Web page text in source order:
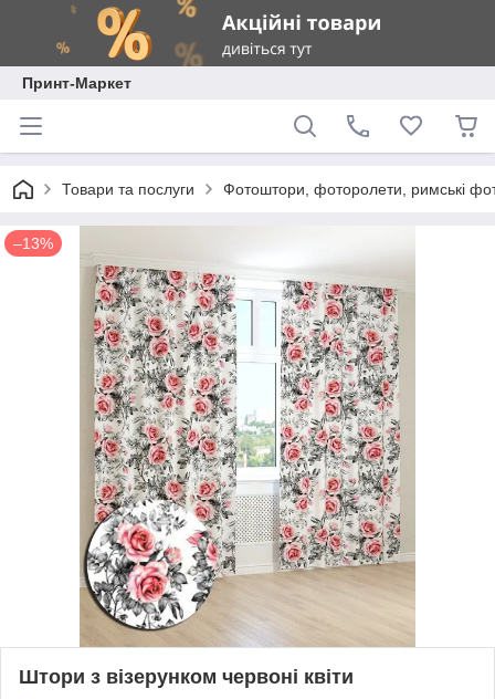
Принт-Маркет
Товари та послуги Фотоштори, фоторолети, римські
–13%
Штори з візерунком червоні квіти